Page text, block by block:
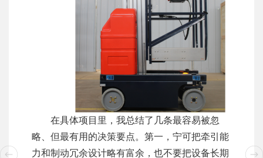
在具体项目里，我总结了几条最容易被忽
略、但最有用的决策要点。第一，宁可把牵引能
力和制动冗余设计略有富余，也不要把设备长期